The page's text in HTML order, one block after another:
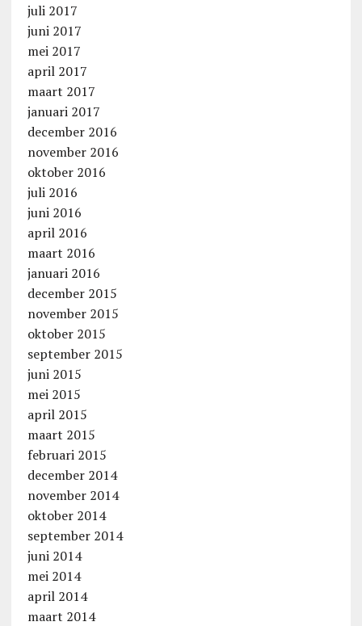
juli 2017
juni 2017
mei 2017
april 2017
maart 2017
januari 2017
december 2016
november 2016
oktober 2016
juli 2016
juni 2016
april 2016
maart 2016
januari 2016
december 2015
november 2015
oktober 2015
september 2015
juni 2015
mei 2015
april 2015
maart 2015
februari 2015
december 2014
november 2014
oktober 2014
september 2014
juni 2014
mei 2014
april 2014
maart 2014